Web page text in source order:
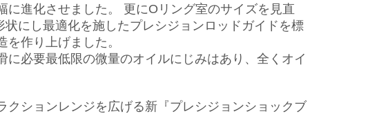
進化させました。 更にOリング室のサイズを見直
にし最適化を施したプレシジョンロッドガイドを標
作り上げました。
必要最低限の微量のオイルにじみはあり、全くオイ
ションレンジを広げる新『プレシジョンショックブ